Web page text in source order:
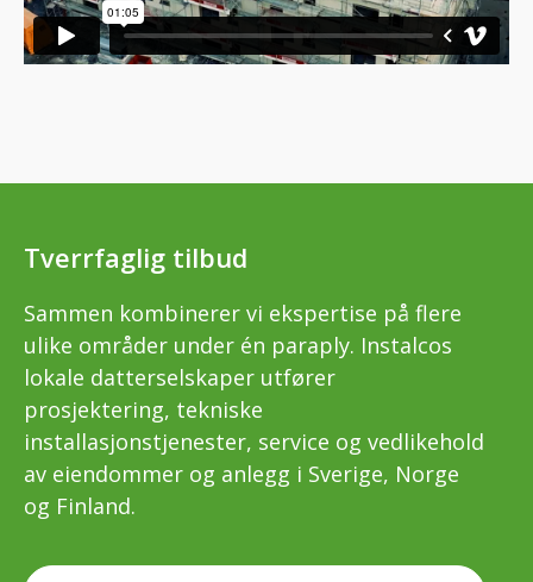
Tverrfaglig tilbud
Sammen kombinerer vi ekspertise på flere
ulike områder under én paraply. Instalcos
lokale datterselskaper utfører
prosjektering, tekniske
installasjonstjenester, service og vedlikehold
av eiendommer og anlegg i Sverige, Norge
og Finland.